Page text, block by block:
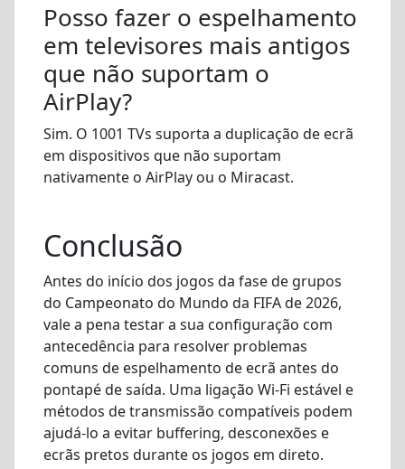
Posso fazer o espelhamento
em televisores mais antigos
que não suportam o
AirPlay?
Sim. O 1001 TVs suporta a duplicação de ecrã
em dispositivos que não suportam
nativamente o AirPlay ou o Miracast.
Conclusão
Antes do início dos jogos da fase de grupos
do Campeonato do Mundo da FIFA de 2026,
vale a pena testar a sua configuração com
antecedência para resolver problemas
comuns de espelhamento de ecrã antes do
pontapé de saída. Uma ligação Wi-Fi estável e
métodos de transmissão compatíveis podem
ajudá-lo a evitar buffering, desconexões e
ecrãs pretos durante os jogos em direto.